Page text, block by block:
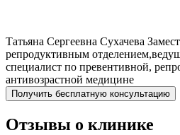
Татьяна Сергеевна Сухачева
репродуктивным
специалист по превентивной,
антивозрастной медицине
Получить бесплатную консультацию
Отзывы о клинике